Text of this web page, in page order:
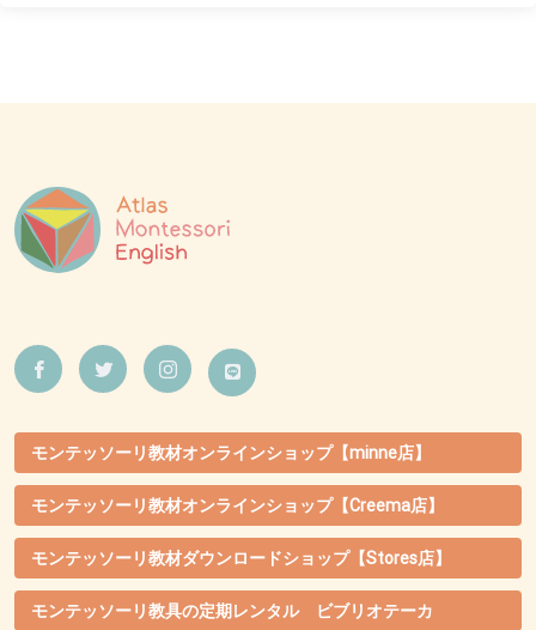
モンテッソーリ教材オンラインショップ【minne店】
モンテッソーリ教材オンラインショップ【Creema店】
モンテッソーリ教材ダウンロードショップ【Stores店】
モンテッソーリ教具の定期レンタル ビブリオテーカ